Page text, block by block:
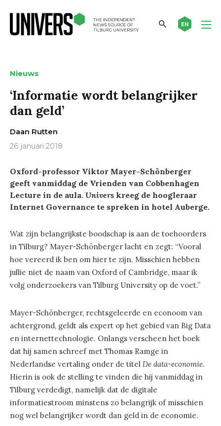
EN
Nieuws
‘Informatie wordt belangrijker
dan geld’
Daan Rutten
26 januari 2018
Oxford-professor Viktor Mayer-Schönberger
geeft vanmiddag de Vrienden van Cobbenhagen
Lecture in de aula. Univers kreeg de hoogleraar
Internet Governance te spreken in hotel Auberge.
Wat zijn belangrijkste boodschap is aan de toehoorders
in Tilburg? Mayer-Schönberger lacht en zegt: “Vooral
hoe vereerd ik ben om hier te zijn. Misschien hebben
jullie niet de naam van Oxford of Cambridge, maar ik
volg onderzoekers van Tilburg University op de voet.”
Mayer-Schönberger, rechtsgeleerde en econoom van
achtergrond, geldt als expert op het gebied van Big Data
en internettechnologie. Onlangs verscheen het boek
dat hij samen schreef met Thomas Ramge in
Nederlandse vertaling onder de titel De data-economie.
Hierin is ook de stelling te vinden die hij vanmiddag in
Tilburg verdedigt, namelijk dat de digitale
informatiestroom minstens zo belangrijk of misschien
nog wel belangrijker wordt dan geld in de economie.